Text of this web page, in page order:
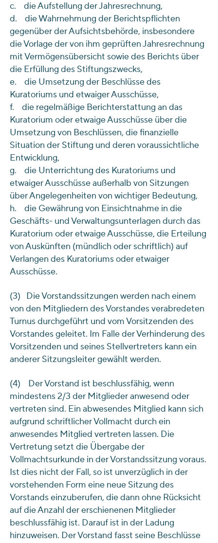
c. die Aufstellung der Jahresrechnung,
d. die Wahrnehmung der Berichtspflichten
gegenüber der Aufsichtsbehörde, insbesondere
die Vorlage der von ihm geprüften Jahresrechnung
mit Vermögensübersicht sowie des Berichts über
die Erfüllung des Stiftungszwecks,
e. die Umsetzung der Beschlüsse des
Kuratoriums und etwaiger Ausschüsse,
f. die regelmäßige Berichterstattung an das
Kuratorium oder etwaige Ausschüsse über die
Umsetzung von Beschlüssen, die finanzielle
Situation der Stiftung und deren voraussichtliche
Entwicklung,
g. die Unterrichtung des Kuratoriums und
etwaiger Ausschüsse außerhalb von Sitzungen
über Angelegenheiten von wichtiger Bedeutung,
h. die Gewährung von Einsichtnahme in die
Geschäfts- und Verwaltungsunterlagen durch das
Kuratorium oder etwaige Ausschüsse, die Erteilung
von Auskünften (mündlich oder schriftlich) auf
Verlangen des Kuratoriums oder etwaiger
Ausschüsse.
(3) Die Vorstandssitzungen werden nach einem
von den Mitgliedern des Vorstandes verabredeten
Turnus durchgeführt und vom Vorsitzenden des
Vorstandes geleitet. Im Falle der Verhinderung des
Vorsitzenden und seines Stellvertreters kann ein
anderer Sitzungsleiter gewählt werden.
(4) Der Vorstand ist beschlussfähig, wenn
mindestens 2/3 der Mitglieder anwesend oder
vertreten sind. Ein abwesendes Mitglied kann sich
aufgrund schriftlicher Vollmacht durch ein
anwesendes Mitglied vertreten lassen. Die
Vertretung setzt die Übergabe der
Vollmachtsurkunde in der Vorstandssitzung voraus.
Ist dies nicht der Fall, so ist unverzüglich in der
vorstehenden Form eine neue Sitzung des
Vorstands einzuberufen, die dann ohne Rücksicht
auf die Anzahl der erschienenen Mitglieder
beschlussfähig ist. Darauf ist in der Ladung
hinzuweisen. Der Vorstand fasst seine Beschlüsse